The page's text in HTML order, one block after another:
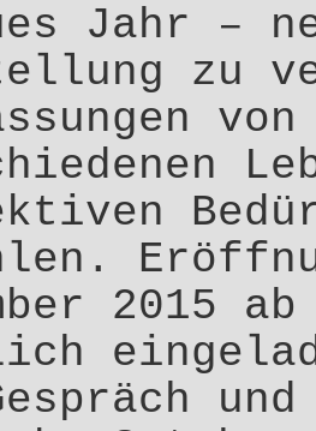
Jahr –
zu
von
2015